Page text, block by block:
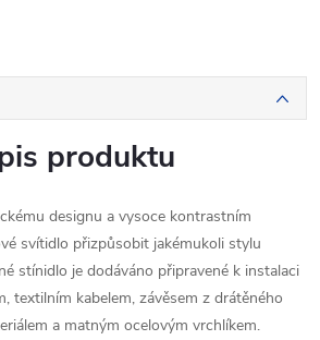
produktu
designu a vysoce kontrastním
svítidlo přizpůsobit jakémukoli stylu
stínidlo je dodáváno připravené k instalaci
textilním kabelem, závěsem z drátěného
a matným ocelovým vrchlíkem.